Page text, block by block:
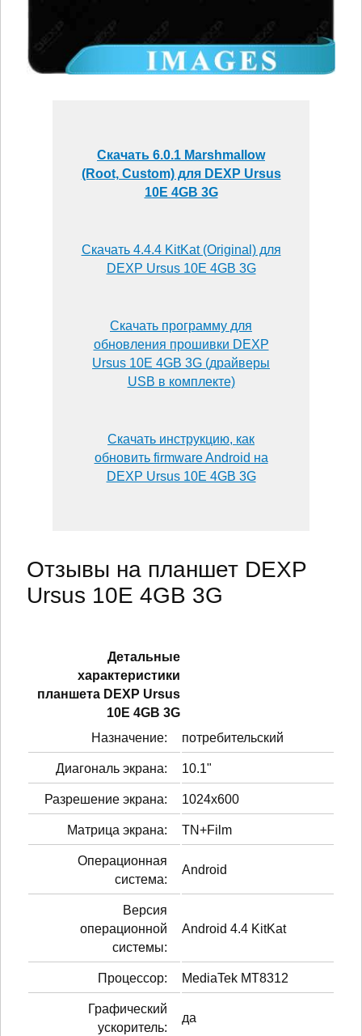
Скачать 6.0.1 Marshmallow
(Root, Custom) для DEXP Ursus
10E 4GB 3G
Скачать 4.4.4 KitKat (Original) для
DEXP Ursus 10E 4GB 3G
Скачать программу для
обновления прошивки DEXP
Ursus 10E 4GB 3G (драйверы
USB в комплекте)
Скачать инструкцию, как
обновить firmware Android на
DEXP Ursus 10E 4GB 3G
Отзывы на планшет DEXP
Ursus 10E 4GB 3G
Детальные
характеристики
планшетa DEXP Ursus
10E 4GB 3G
Назначение:
потребительский
Диагональ экрана: 10.1"
Разрешение экрана: 1024x600
Матрица экрана: TN+Film
Операционная
система:
Android
Версия
операционной
системы:
Android 4.4 KitKat
Процессор: MediaTek MT8312
Графический
ускоритель:
да